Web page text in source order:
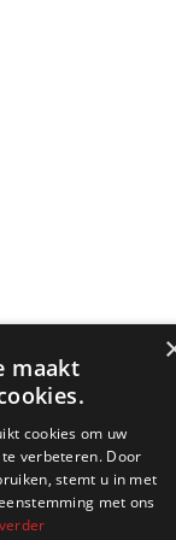
maakt
cookies om uw
verbeteren. Door
stemt u in met
met ons